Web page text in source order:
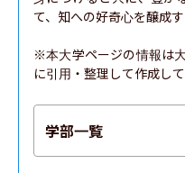
て、知への好奇心を醸成
※本大学ページの情報は
に引用・整理して作成して
学部一覧